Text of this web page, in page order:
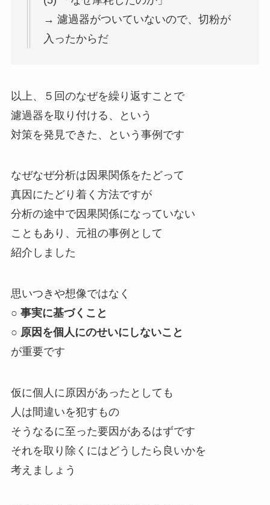
→ 濾過器がついていないので、切粉が
入ったからだ
以上、５回のなぜを繰り返すことで
濾過器を取り付ける、という
対策を発見できた、という事例です
なぜなぜ分析は因果関係をたどって
真因にたどり着く方法ですが
分析の途中で因果関係になっていない
こともあり、元祖の事例として
紹介しました
思いつきや想像ではなく
○ 事実に基づくこと
○ 原因を個人にのせいにしないこと
が重要です
仮に個人に原因があったとしても
人は間違いを犯すもの
そうなるに至った要因があるはずです
それを取り除くにはどうしたら良いかを
考えましょう